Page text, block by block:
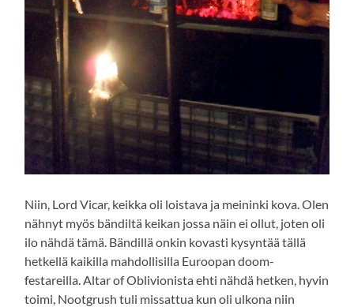
Niin, Lord Vicar, keikka oli loistava ja meininki kova. Olen
nähnyt myös bändiltä keikan jossa näin ei ollut, joten oli
ilo nähdä tämä. Bändillä onkin kovasti kysyntää tällä
hetkellä kaikilla mahdollisilla Euroopan doom-
festareilla. Altar of Oblivionista ehti nähdä hetken, hyvin
toimi, Nootgrush tuli missattua kun oli ulkona niin